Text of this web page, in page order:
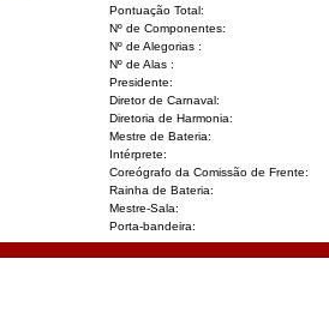
Pontuação Total:
Nº de Componentes:
Nº de Alegorias :
Nº de Alas :
Presidente:
Diretor de Carnaval:
Diretoria de Harmonia:
Mestre de Bateria:
Intérprete:
Coreógrafo da Comissão de Frente:
Rainha de Bateria:
Mestre-Sala:
Porta-bandeira: